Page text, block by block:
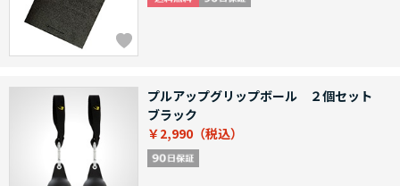
プルアップグリップボール ２個セット
ブラック
￥2,990